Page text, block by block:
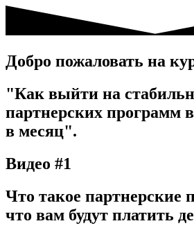
Добро пожаловать на
"Как выйти на
партнерских программ
в месяц".
Видео #1
Что такое партнерские
что вам будут платить